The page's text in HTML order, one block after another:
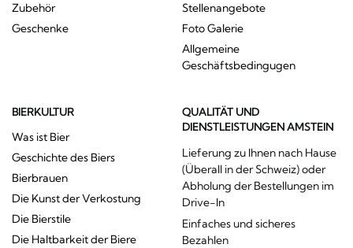
Zubehör
Geschenke
Stellenangebote
Foto Galerie
Allgemeine
Geschäftsbedingugen
BIERKULTUR
Was ist Bier
Geschichte des Biers
Bierbrauen
Die Kunst der Verkostung
Die Bierstile
Die Haltbarkeit der Biere
QUALITÄT UND
DIENSTLEISTUNGEN AMSTEIN
Lieferung zu Ihnen nach Hause
(Überall in der Schweiz) oder
Abholung der Bestellungen im
Drive-In
Einfaches und sicheres
Bezahlen